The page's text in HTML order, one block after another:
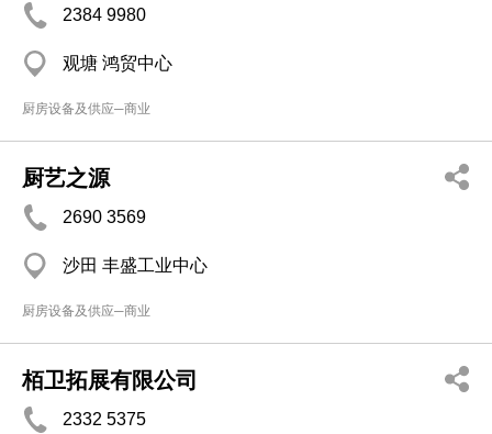
2384 9980
观塘 鸿贸中心
厨房设备及供应─商业
厨艺之源
2690 3569
沙田 丰盛工业中心
厨房设备及供应─商业
栢卫拓展有限公司
2332 5375